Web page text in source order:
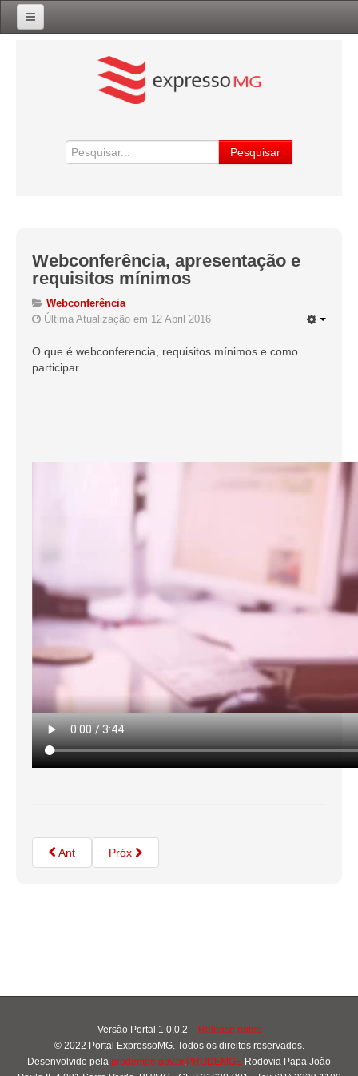
Busca Pesquisar
Acesso ExpressoMG
Vídeos ExpressoMG Drive
Webconferência, apresentação e
requisitos mínimos
Webconferência
Última Atualização em 12 Abril 2016
O que é webconferencia, requisitos mínimos e como
participar.
Ant Próx
Versão Portal 1.0.0.2
Release notes
© 2022 Portal ExpressoMG. Todos os direitos reservados.
Desenvolvido pela prodemge.gov.br.PRODEMGE Rodovia Papa João